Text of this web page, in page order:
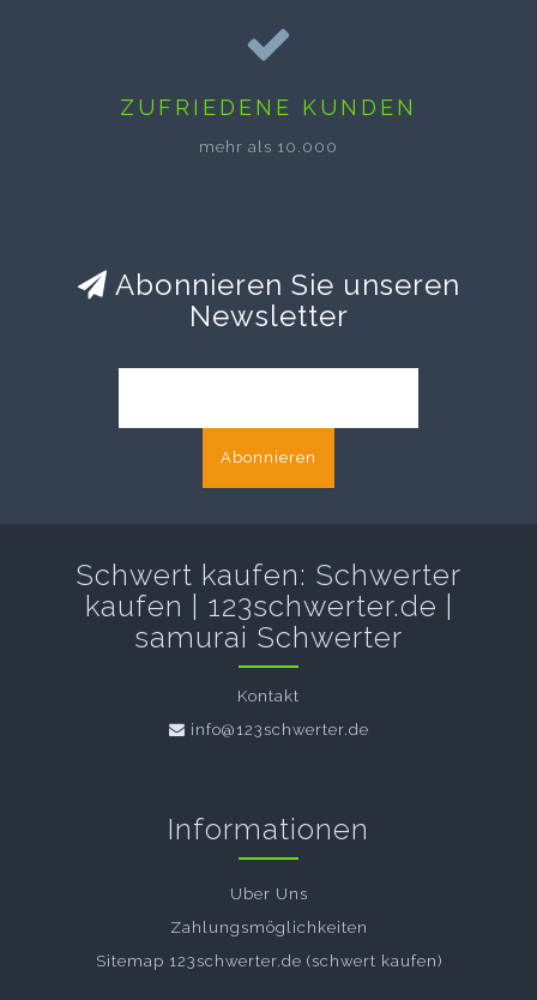
ZUFRIEDENE KUNDEN
mehr als 10.000
Abonnieren Sie unseren
Newsletter
Abonnieren
Schwert kaufen: Schwerter
kaufen | 123schwerter.de |
samurai Schwerter
Kontakt
info@123schwerter.de
Informationen
Uber Uns
Zahlungsmöglichkeiten
Sitemap 123schwerter.de (schwert kaufen)